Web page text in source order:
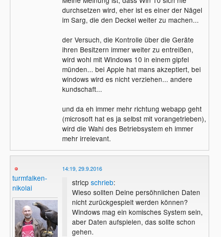
durchsetzen wird, eher ist es einer der Nägel
im Sarg, die den Deckel weiter zu machen...
der Versuch, die Kontrolle über die Geräte
ihren Besitzern immer weiter zu entreißen,
wird wohl mit Windows 10 in einem gipfel
münden... bei Apple hat mans akzeptiert, bei
windows wird es nicht verziehen... andere
kundschaft...
und da eh immer mehr richtung webapp geht
(microsoft hat es ja selbst mit vorangetrieben),
wird die Wahl des Betriebsystem eh immer
mehr irrelevant.
turmfalken-
nikolai
14:19, 29.9.2016
strlcp schrieb:
Wieso sollten Deine persöhnlichen Daten
nicht zurückgespielt werden können?
Windows mag ein komisches System sein,
aber Daten aufspielen, das sollte schon
gehen.